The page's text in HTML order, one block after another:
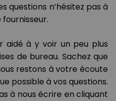
questions n’hésitez pas à
aidé à y voir un peu plus
de bureau. Sachez que
restons à votre écoute
possible à vos questions.
à nous écrire en cliquant